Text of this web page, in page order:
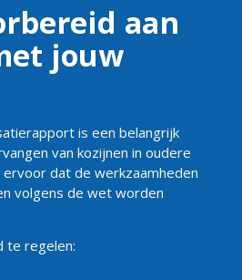
aan
jouw
is een belangrijk
van kozijnen in oudere
dat de werkzaamheden
volgens de wet worden
te regelen: